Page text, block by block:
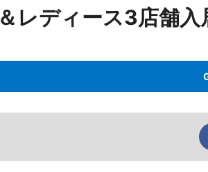
＆レディース3店舗入